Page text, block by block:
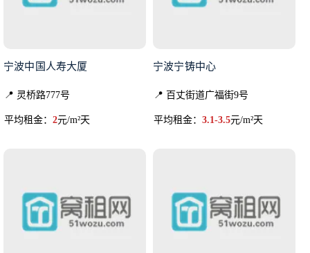
宁波中国人寿大厦
📍 灵桥路777号
平均租金： 2元/m²天
宁波宁铸中心
📍 百丈街道广福街9号
平均租金：3.1-3.5元/m²天